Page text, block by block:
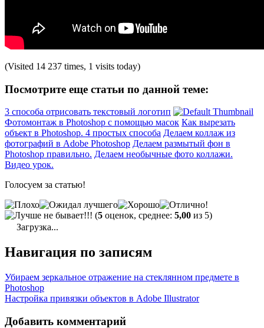
(Visited 14 237 times, 1 visits today)
Посмотрите еще статьи по данной теме:
3 способа отрисовать текстовый логотип
Фотомонтаж в Photoshop с помощью масок Как вырезать
объект в Photoshop. 4 простых способа Делаем коллаж из
фотографий в Adobe Photoshop Делаем размытый фон в
Photoshop правильно. Делаем необычные фото коллажи.
Видео урок.
Голосуем за статью!
(5 оценок, среднее: 5,00 из 5)
Загрузка...
Навигация по записям
Убираем зеркальное отражение на стеклянном предмете в
Photoshop
Настройка привязки объектов в Adobe Illustrator
Добавить комментарий